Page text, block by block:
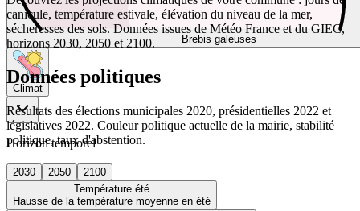
Brebis galeuses
Climat
Horizon temporel
2030 2050
2100
Température été
Hausse de la température moyenne en été
canicule, température estivale, élévation du niveau de la mer,
sécheresses des sols. Données issues de Météo France et du GIEC,
horizons 2030, 2050 et 2100.
Données politiques
Résultats des élections municipales 2020, présidentielles 2022 et
législatives 2022. Couleur politique actuelle de la mairie, stabilité
politique, taux d'abstention.